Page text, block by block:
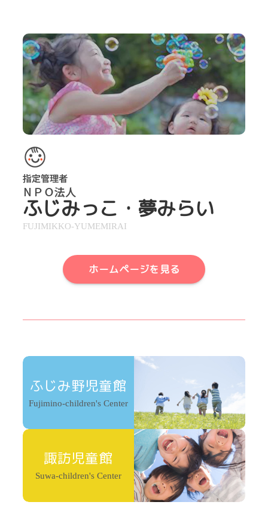
ふじみっこ・夢みらい
FUJIMIKKO-YUMEMIRAI
ホームページを見る
ふじみ野児童館
Fujimino-children's Center
諏訪児童館
Suwa-children's Center